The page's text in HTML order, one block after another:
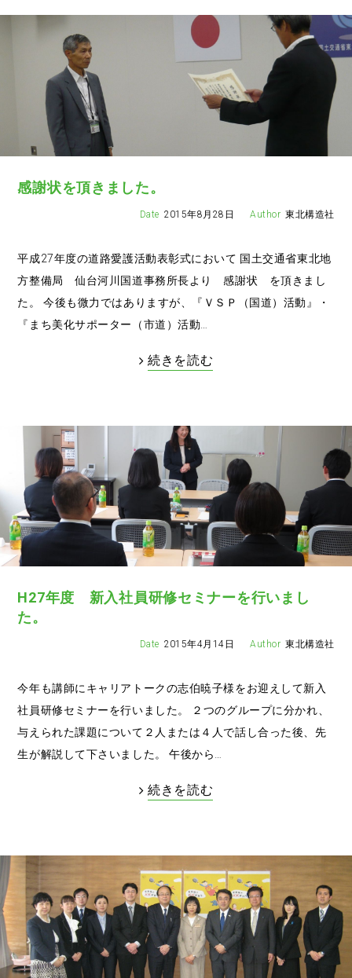
感謝状を頂きました。
2015年8月28日 東北構造社
平成27年度の道路愛護活動表彰式において 国土交通省東北地
方整備局 仙台河川国道事務所長より 感謝状 を頂きまし
た。 今後も微力ではありますが、『ＶＳＰ（国道）活動』・
『まち美化サポーター（市道）活動…
続きを読む
H27年度 新入社員研修セミナーを行いまし
た。
2015年4月14日 東北構造社
今年も講師にキャリアトークの志伯暁子様をお迎えして新入
社員研修セミナーを行いました。 ２つのグループに分かれ、
与えられた課題について２人または４人で話し合った後、先
生が解説して下さいました。 午後から…
続きを読む